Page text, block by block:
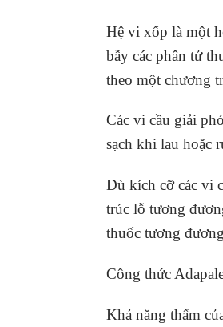
Hệ vi xốp là một
bẫy các phân tử
theo một chương
Các vi cầu giải
sạch khi lau hoặc
Dù kích cỡ các vi
trúc lỗ tương
thuốc tương
Công thức
Khả năng thấm